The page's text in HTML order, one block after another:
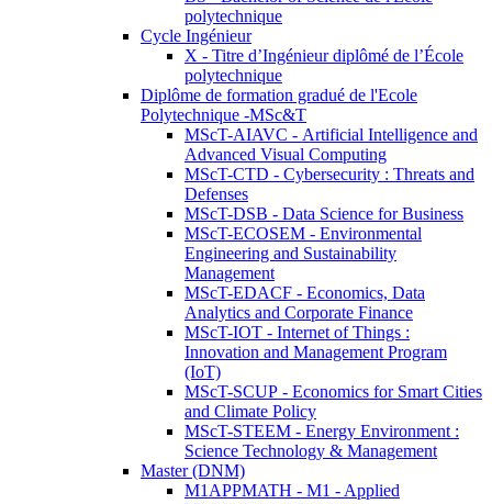
polytechnique
Cycle Ingénieur
X - Titre d’Ingénieur diplômé de l’École
polytechnique
Diplôme de formation gradué de l'Ecole
Polytechnique -MSc&T
MScT-AIAVC - Artificial Intelligence and
Advanced Visual Computing
MScT-CTD - Cybersecurity : Threats and
Defenses
MScT-DSB - Data Science for Business
MScT-ECOSEM - Environmental
Engineering and Sustainability
Management
MScT-EDACF - Economics, Data
Analytics and Corporate Finance
MScT-IOT - Internet of Things :
Innovation and Management Program
(IoT)
MScT-SCUP - Economics for Smart Cities
and Climate Policy
MScT-STEEM - Energy Environment :
Science Technology & Management
Master (DNM)
M1APPMATH - M1 - Applied